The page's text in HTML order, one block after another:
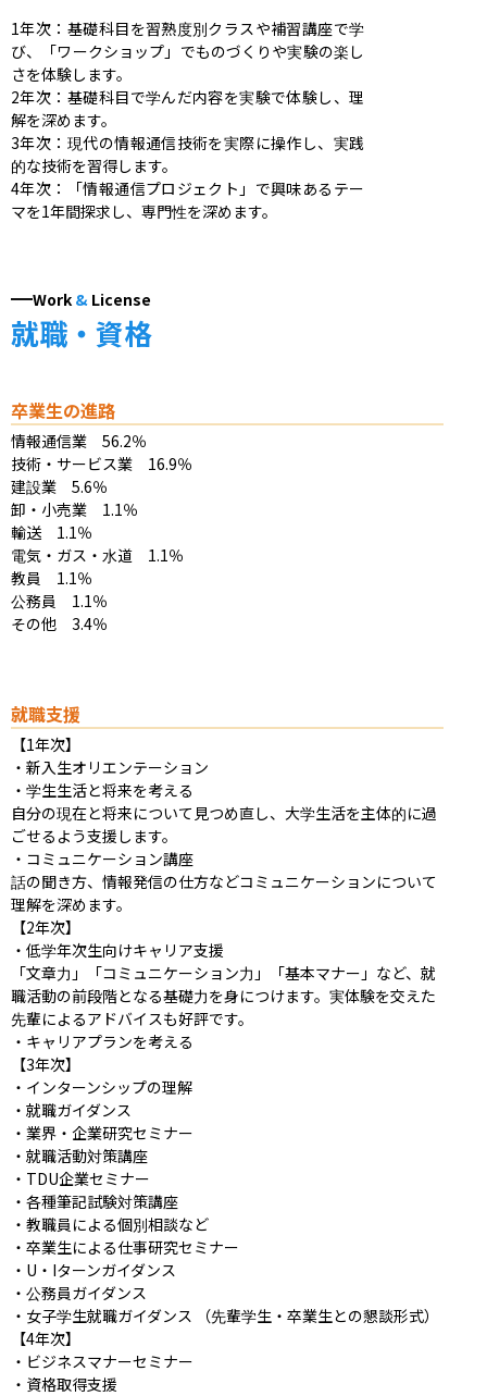
1年次：​基礎科目を習熟度別クラスや補習講座で学
び、「ワークショップ」でものづくりや実験の楽し
さを体験します。 ​
2年次：​基礎科目で学んだ内容を実験で体験し、理
解を深めます。 ​
3年次：​現代の情報通信技術を実際に操作し、実践
的な技術を習得します。 ​
4年次：​「情報通信プロジェクト」で興味あるテー
マを1年間探求し、専門性を深めます。
Work & License
就職・資格
卒業生の進路
情報通信業　56.2％
技術・サービス業　16.9％
建設業　5.6％
卸・小売業　1.1％
輸送　1.1％
電気・ガス・水道　1.1％
教員　1.1％
公務員　1.1％
その他　3.4％
就職支援
【1年次】
・新入生オリエンテーション
・学生生活と将来を考える
自分の現在と将来について見つめ直し、大学生活を主体的に過
ごせるよう支援します。
・コミュニケーション講座
話の聞き方、情報発信の仕方などコミュニケーションについて
理解を深めます。
【2年次】
・低学年次生向けキャリア支援
「文章力」「コミュニケーション力」「基本マナー」など、就
職活動の前段階となる基礎力を身につけます。実体験を交えた
先輩によるアドバイスも好評です。
・キャリアプランを考える
【3年次】
・インターンシップの理解
・就職ガイダンス
・業界・企業研究セミナー
・就職活動対策講座
・TDU企業セミナー
・各種筆記試験対策講座
・教職員による個別相談など
・卒業生による仕事研究セミナー
・U・Iターンガイダンス
・公務員ガイダンス
・女子学生就職ガイダンス （先輩学生・卒業生との懇談形式）
【4年次】
・ビジネスマナーセミナー
・資格取得支援